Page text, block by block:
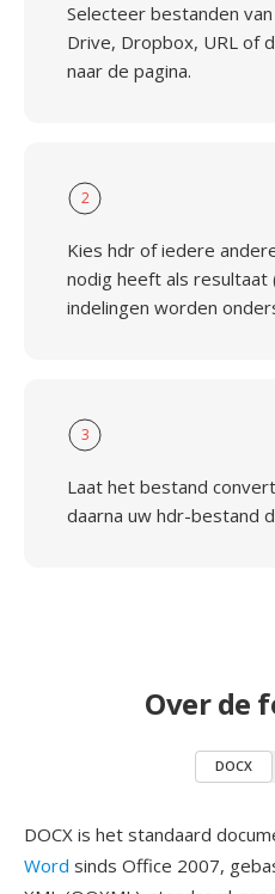
Selecteer bestanden
Drive, Dropbox, URL of
naar de pagina.
2
Kies hdr of iedere
nodig heeft als resultaat
indelingen worden
3
Laat het bestand
daarna uw hdr-bestand
Over de
DOCX
DOCX is het standaard
Word sinds Office 2007,